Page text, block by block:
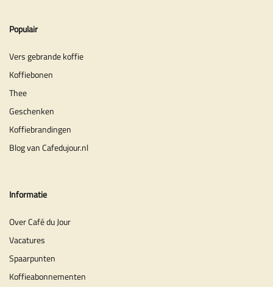
Populair
Vers gebrande koffie
Koffiebonen
Thee
Geschenken
Koffiebrandingen
Blog van Cafedujour.nl
Informatie
Over Café du Jour
Vacatures
Spaarpunten
Koffieabonnementen